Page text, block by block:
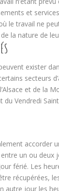
et
le travail ne
la nature de
exister
secteurs
et de la
du Vendredi
accorder
un ou deux
férié. Les
récupérées,
autre jour les